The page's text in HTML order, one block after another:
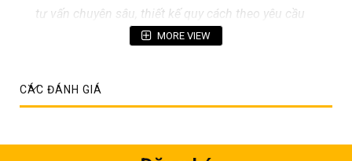
tư vấn chuyên sâu, thiết kế quy cách theo yêu cầu
và báo giá ưu đãi tốt nhất cho dự án, quý khách
388 669
hoặc
MORE VIEW
CÁC ĐÁNH GIÁ